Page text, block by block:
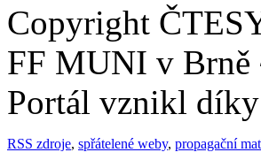
Copyright
FF MUNI v Brně
Portál vznikl
RSS zdroje, spřátelené weby, propagační